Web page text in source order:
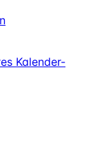
Kalender-